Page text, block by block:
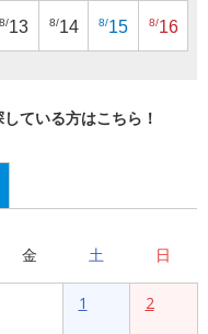
8/13 8/14 8/15 8/16
ている方はこちら！
金 土 日
1 2